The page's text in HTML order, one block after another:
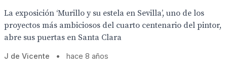
La exposición ‘Murillo y su estela en Sevilla’, uno de los
proyectos más ambiciosos del cuarto centenario del pintor,
abre sus puertas en Santa Clara
J de Vicente • hace 8 años